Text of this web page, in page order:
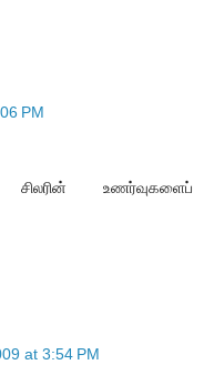
PM
சிலரின் உணர்வுகளைப்
at 3:54 PM